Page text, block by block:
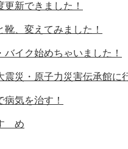
更新できました！
靴、変えてみました！
バイク始めちゃいました！
震災・原子力災害伝承館に
病気を治す！
ゝめ